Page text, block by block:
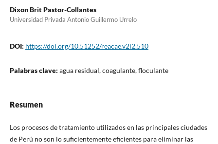
Dixon Brit Pastor-Collantes
Universidad Privada Antonio Guillermo Urrelo
DOI: https://doi.org/10.51252/reacae.v2i2.510
Palabras clave: agua residual, coagulante, floculante
Resumen
Los procesos de tratamiento utilizados en las principales ciudades
de Perú no son lo suficientemente eficientes para eliminar las